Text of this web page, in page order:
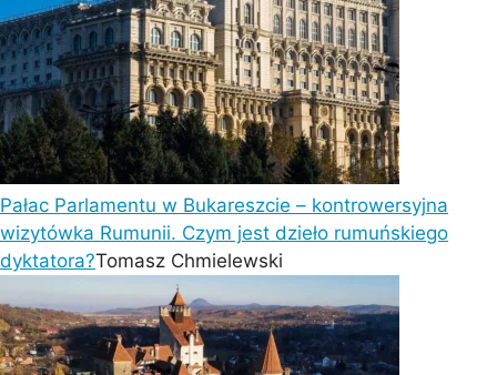
Pałac Parlamentu w Bukareszcie – kontrowersyjna
wizytówka Rumunii. Czym jest dzieło rumuńskiego
dyktatora?Tomasz Chmielewski